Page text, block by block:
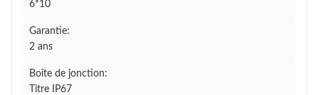
6*10
Garantie:
2 ans
Boîte de jonction:
Titre IP67